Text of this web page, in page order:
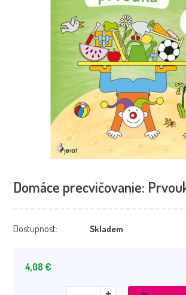
Domáce precvičovanie:
Dostupnost: Skladem
4,08 €